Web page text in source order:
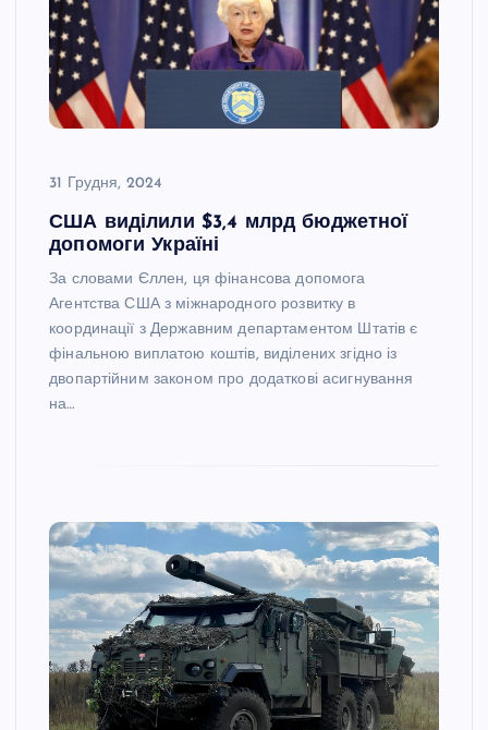
31 Грудня, 2024
США виділили $3,4 млрд бюджетної
допомоги Україні
За словами Єллен, ця фінансова допомога
Агентства США з міжнародного розвитку в
координації з Державним департаментом Штатів є
фінальною виплатою коштів, виділених згідно із
двопартійним законом про додаткові асигнування
на…